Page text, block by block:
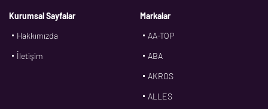
Kurumsal Sayfalar
Hakkımızda
İletişim
Markalar
AA-TOP
ABA
AKROS
ALLES